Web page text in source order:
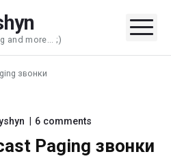
and more... ;)
звонки
6 comments
и
Paging звонки